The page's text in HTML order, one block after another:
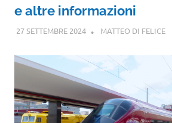
e altre informazioni
27 SETTEMBRE 2024 MATTEO DI FELICE